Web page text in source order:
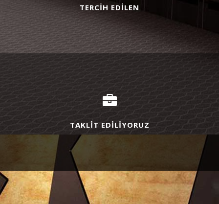
TERCİH EDİLEN
TAKLİT EDİLİYORUZ